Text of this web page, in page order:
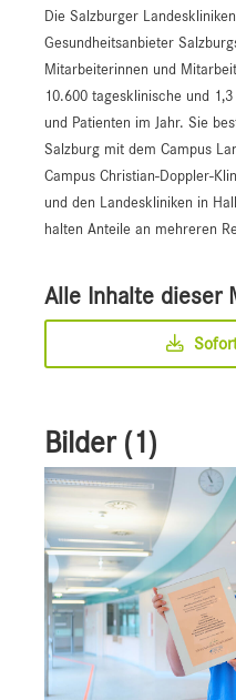
Die Salzburger
Gesundheitsanbieter
Mitarbeiterinnen und
10.600 tagesklinische und
und Patienten im Jahr. Sie
Salzburg mit dem Campus
Campus Christian-Doppler-
und den Landeskliniken in
halten Anteile an mehreren
Alle Inhalte dieser
Bilder (1)